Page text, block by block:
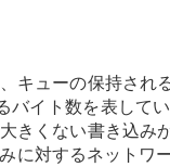
キューの保持され
イト数を表して
きくない書き込み
対するネットワ